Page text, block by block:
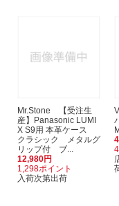
Mr.Stone 【受注生
産】Panasonic LUMI
X S9用 本革ケース
クラシック メタルグ
リップ付 ブ...
12,980円
1,298ポイント
入荷次第出荷